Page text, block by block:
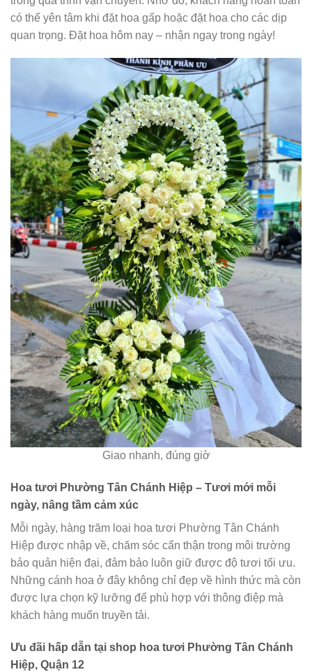
có thể yên tâm khi đặt hoa gấp hoặc đặt hoa cho các dịp
quan trọng. Đặt hoa hôm nay – nhận ngay trong ngày!
Giao nhanh, đúng giờ
Hoa tươi Phường Tân Chánh Hiệp – Tươi mới mỗi
ngày, nâng tầm cảm xúc
Mỗi ngày, hàng trăm loại hoa tươi Phường Tân Chánh
Hiệp được nhập về, chăm sóc cẩn thận trong môi trường
bảo quản hiện đại, đảm bảo luôn giữ được độ tươi tối ưu.
Những cánh hoa ở đây không chỉ đẹp về hình thức mà còn
được lựa chọn kỹ lưỡng để phù hợp với thông điệp mà
khách hàng muốn truyền tải.
Ưu đãi hấp dẫn tại shop hoa tươi Phường Tân Chánh
Hiệp, Quận 12